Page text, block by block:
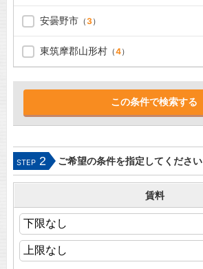
安曇野市（3）
東筑摩郡山形村（4）
STEP 2 ご希望の条件を指定してください
賃料